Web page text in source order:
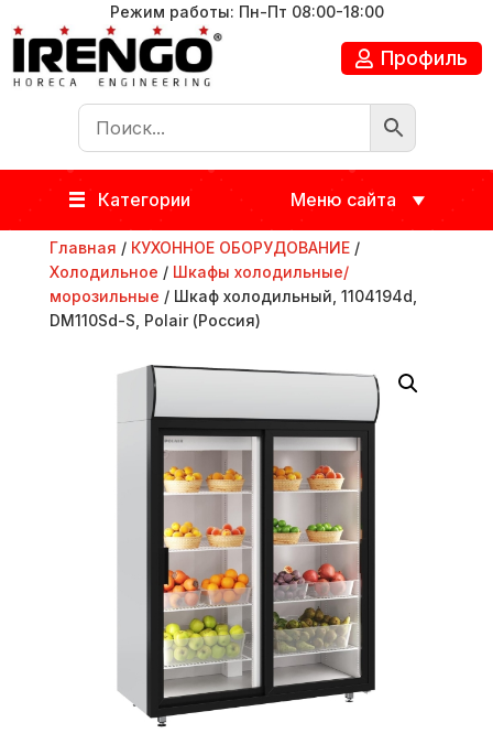
Режим работы: Пн-Пт 08:00-18:00
Профиль
Категории Меню сайта
Главная / КУХОННОЕ ОБОРУДОВАНИЕ/
Холодильное / Шкафы холодильные/
морозильные / Шкаф холодильный, 1104194d,
DM110Sd-S, Polair (Россия)